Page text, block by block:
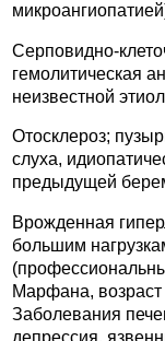
Серповидно-
гемолитическая
неизвестной
Отосклероз;
слуха,
предыдущей
Врожденная
большим
Марфана, возраст
Заболевания
депрессия,